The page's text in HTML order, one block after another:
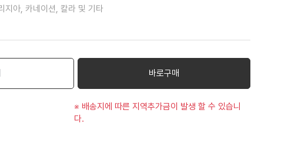
지아, 카네이션, 칼라 및 기타
바로구매
※ 배송지에 따른 지역추가금이 발생 할 수 있습니
다.